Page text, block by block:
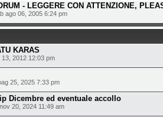
- LEGGERE CON ATTENZIONE,
ago 06, 2005 6:24 pm
KARAS
2012 12:03 pm
25, 2025 7:33 pm
Dicembre ed eventuale accollo
20, 2024 11:49 am